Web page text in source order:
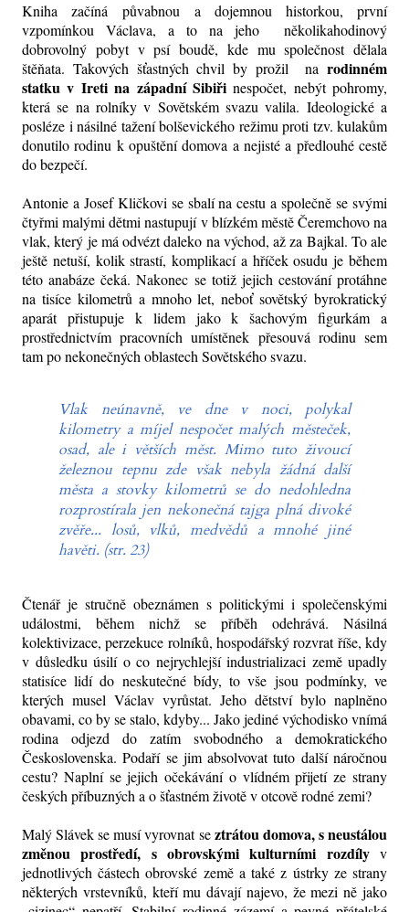
Kniha začíná půvabnou a dojemnou historkou, první
vzpomínkou Václava, a to na jeho několikahodinový
dobrovolný pobyt v psí boudě, kde mu společnost dělala
štěňata. Takových šťastných chvil by prožil na rodinném
statku v Ireti na západní Sibiřinespočet, nebýt pohromy,
která se na rolníky v Sovětském svazu valila. Ideologické a
posléze i násilné tažení bolševického režimu proti tzv. kulakům
donutilo rodinu k opuštění domova a nejisté a předlouhé cestě
do bezpečí.
Antonie a Josef Kličkovi se sbalí na cestu a společně se svými
čtyřmi malými dětmi nastupují v blízkém městě Čeremchovo na
vlak, který je má odvézt daleko na východ, až za Bajkal. To ale
ještě netuší, kolik strastí, komplikací a hříček osudu je během
této anabáze čeká. Nakonec se totiž jejich cestování protáhne
na tisíce kilometrů a mnoho let, neboť sovětský byrokratický
aparát přistupuje k lidem jako k šachovým figurkám a
prostřednictvím pracovních umístěnek přesouvá rodinu sem
tam po nekonečných oblastech Sovětského svazu.
Vlak neúnavně, ve dne v noci, polykal
kilometry a míjel nespočet malých městeček,
osad, ale i větších měst. Mimo tuto živoucí
železnou tepnu zde však nebyla žádná další
města a stovky kilometrů se do nedohledna
rozprostírala jen nekonečná tajga plná divoké
zvěře... losů, vlků, medvědů a mnohé jiné
havěti. (str. 23)
Čtenář je stručně obeznámen s politickými i společenskými
událostmi, během nichž se příběh odehrává. Násilná
kolektivizace, perzekuce rolníků, hospodářský rozvrat říše, kdy
v důsledku úsilí o co nejrychlejší industrializaci země upadly
statisíce lidí do neskutečné bídy, to vše jsou podmínky, ve
kterých musel Václav vyrůstat. Jeho dětství bylo naplněno
obavami, co by se stalo, kdyby... Jako jediné východisko vnímá
rodina odjezd do zatím svobodného a demokratického
Československa. Podaří se jim absolvovat tuto další náročnou
cestu? Naplní se jejich očekávání o vlídném přijetí ze strany
českých příbuzných a o šťastném životě v otcově rodné zemi?
Malý Slávek se musí vyrovnat seztrátou domova, s neustálou
změnou prostředí, s obrovskými kulturními rozdílyv
jednotlivých částech obrovské země a také z ústrky ze strany
některých vrstevníků, kteří mu dávají najevo, že mezi ně jako